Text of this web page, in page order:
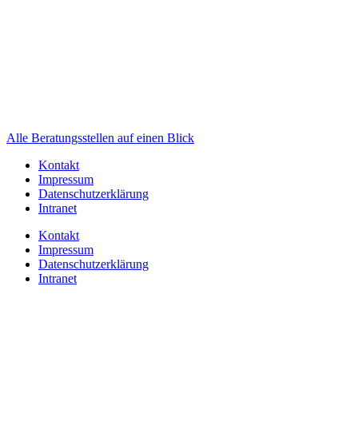
Alle Beratungsstellen auf einen Blick
Kontakt
Impressum
Datenschutzerklärung
Intranet
Kontakt
Impressum
Datenschutzerklärung
Intranet